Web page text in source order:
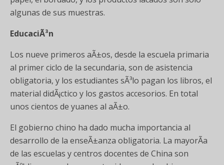
algunas de sus muestras.
EducaciÃ³n
Los nueve primeros aÃ±os, desde la escuela primaria
al primer ciclo de la secundaria, son de asistencia
obligatoria, y los estudiantes sÃ³lo pagan los libros, el
material didÃ¡ctico y los gastos accesorios. En total
unos cientos de yuanes al aÃ±o.
El gobierno chino ha dado mucha importancia al
desarrollo de la enseÃ±anza obligatoria. La mayorÃ­a
de las escuelas y centros docentes de China son